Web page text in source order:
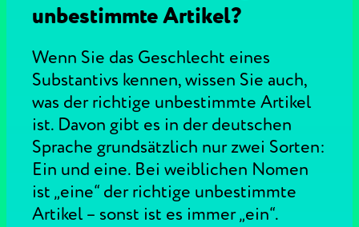
unbestimmte Artikel?
Wenn Sie das Geschlecht eines
Substantivs kennen, wissen Sie auch,
was der richtige unbestimmte Artikel
ist. Davon gibt es in der deutschen
Sprache grundsätzlich nur zwei Sorten:
Ein und eine. Bei weiblichen Nomen
ist „eine“ der richtige unbestimmte
Artikel – sonst ist es immer „ein“.